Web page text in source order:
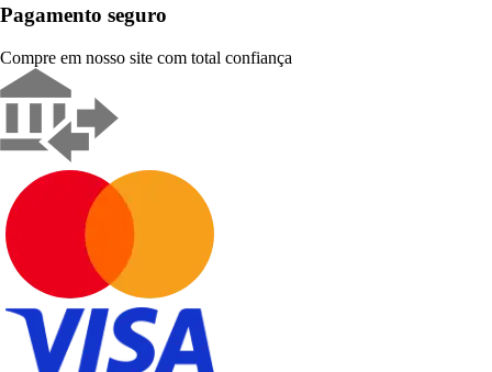
Pagamento seguro
Compre em nosso site com total confiança